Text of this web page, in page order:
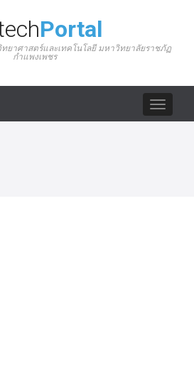
Portal
ยาศาสตร์และเทคโนโลยี มหาวิทยาลัยราชภัฏ
กำแพงเพชร
Toggle